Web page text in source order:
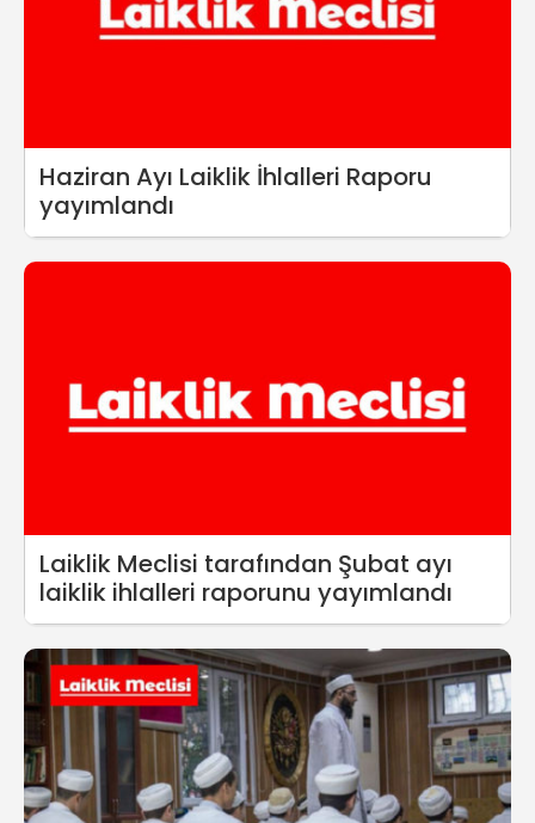
Haziran Ayı Laiklik İhlalleri Raporu
yayımlandı
Laiklik Meclisi tarafından Şubat ayı
laiklik ihlalleri raporunu yayımlandı